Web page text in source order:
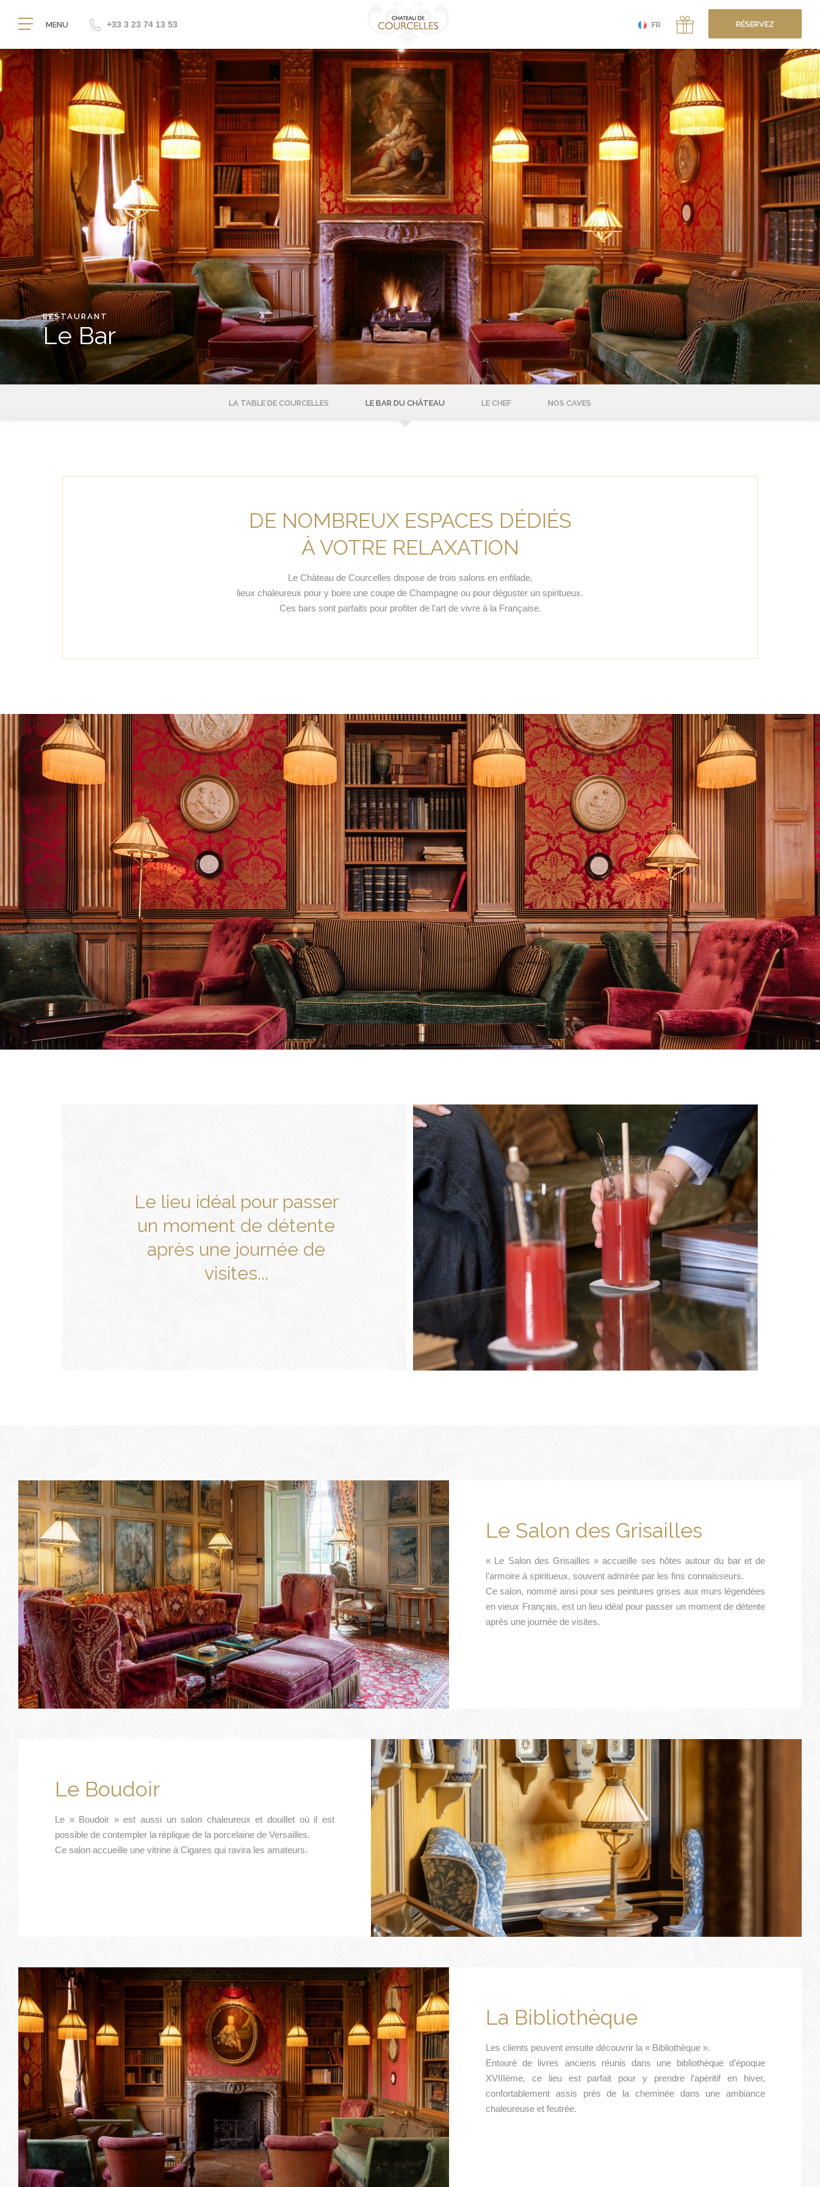
MENU +33 3 23 74 13 53 FR RÉSERVEZ
RESTAURANT
Le Bar
LA TABLE DE COURCELLES LE BAR DU CHÂTEAU LE CHEF NOS CAVES
DE NOMBREUX ESPACES DÉDIÉS
À VOTRE RELAXATION
Le Château de Courcelles dispose de trois salons en enfilade,
lieux chaleureux pour y boire une coupe de Champagne ou pour déguster un spiritueux.
Ces bars sont parfaits pour profiter de l'art de vivre à la Française.
Le lieu idéal pour passer
un moment de détente
après une journée de
visites...
Le Salon des Grisailles
« Le Salon des Grisailles » accueille ses hôtes autour du bar et de
l’armoire à spiritueux, souvent admirée par les fins connaisseurs.
Ce salon, nommé ainsi pour ses peintures grises aux murs légendées
en vieux Français, est un lieu idéal pour passer un moment de détente
après une journée de visites.
Le Boudoir
Le « Boudoir » est aussi un salon chaleureux et douillet où il est
possible de contempler la réplique de la porcelaine de Versailles.
Ce salon accueille une vitrine à Cigares qui ravira les amateurs.
La Bibliothèque
Les clients peuvent ensuite découvrir la « Bibliothèque ».
Entouré de livres anciens réunis dans une bibliothèque d’époque
XVIIIème, ce lieu est parfait pour y prendre l’apéritif en hiver,
confortablement assis près de la cheminée dans une ambiance
chaleureuse et feutrée.